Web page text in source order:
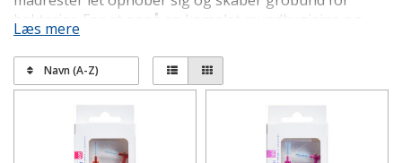
bakterier. For at opnå en komplet mundhygiejne og
forebygge alvorlige tilstande som tandkødsbetændelse
og paradentose er det derfor essentielt at rense
mellem tænderne hver dag. Mellemrumsbørster, også
ind i de naturlige fordybninger på tandoverfladerne,
som en flad tandtråd ofte glider henover.
Læs mere
Navn (A-Z)